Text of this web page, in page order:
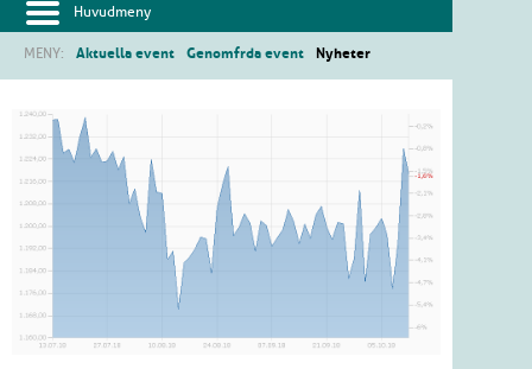
Huvudmeny
MENY: Aktuella event Genomfrda event Nyheter